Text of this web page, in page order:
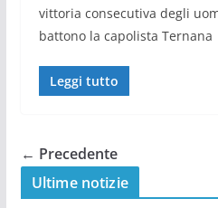
vittoria consecutiva degli
battono la capolista Ternana
Leggi tutto
← Precedente
Ultime notizie